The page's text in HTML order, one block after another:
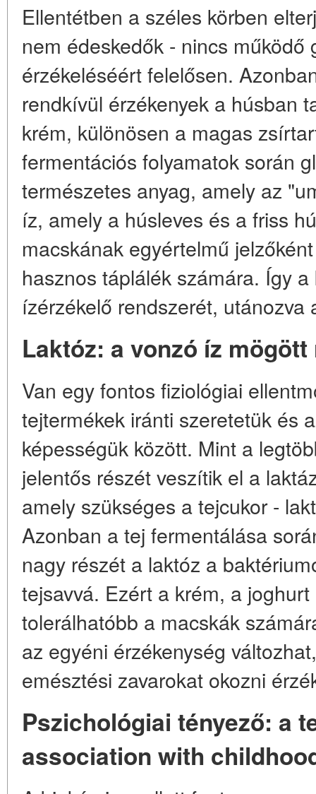
Ellentétben a széles körben
nem édeskedők - nincs működő
érzékeléséért felelősen.
rendkívül érzékenyek a húsban
krém, különösen a magas
fermentációs folyamatok során
természetes anyag, amely az
íz, amely a húsleves és a friss
macskának egyértelmű
hasznos táplálék számára. Így
ízérzékelő rendszerét,
Laktóz: a vonzó íz
Van egy fontos fiziológiai
tejtermékek iránti szeretetük és
képességük között. Mint a
jelentős részét veszítik el a
amely szükséges a tejcukor -
Azonban a tej fermentálása
nagy részét a laktóz a
tejsavvá. Ezért a krém, a
tolerálhatóbb a macskák
az egyéni érzékenység
emésztési zavarokat okozni
Pszichológiai tényező: a
association with